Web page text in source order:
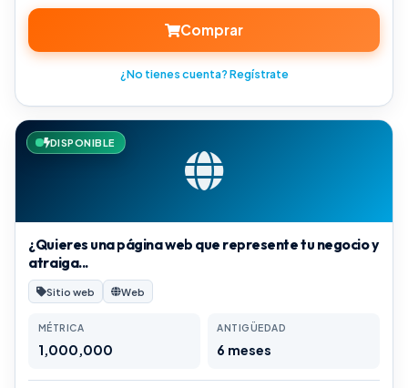
Comprar
¿No tienes cuenta? Regístrate
DISPONIBLE
¿Quieres una página web que represente tu negocio y
atraiga...
Sitio web Web
MÉTRICA
1,000,000
ANTIGÜEDAD
6 meses